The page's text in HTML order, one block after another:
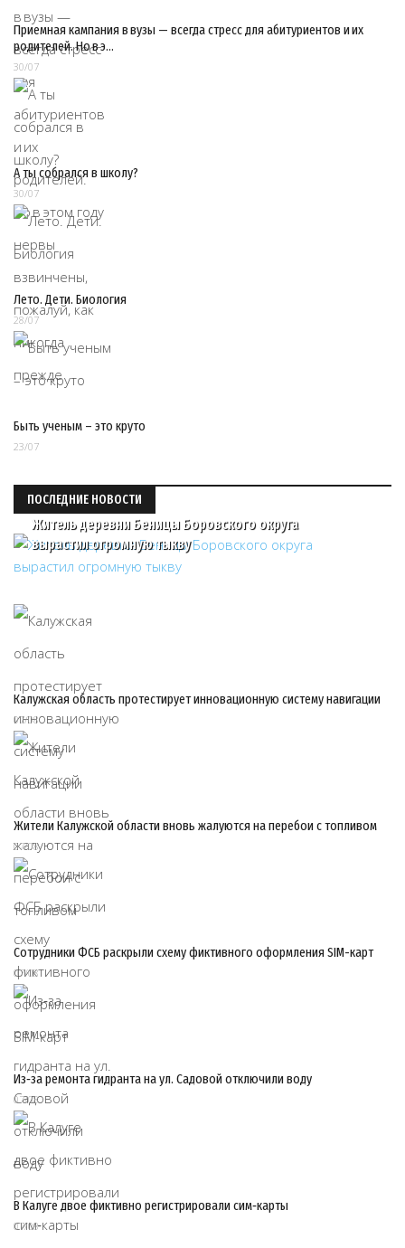
Приемная кампания в вузы — всегда стресс для абитуриентов и их
родителей. Но в э…
30/07
А ты собрался в школу?
30/07
Лето. Дети. Биология
28/07
Быть ученым – это круто
23/07
ПОСЛЕДНИЕ НОВОСТИ
Житель деревни Беницы Боровского округа
вырастил огромную тыкву
Калужская область протестирует инновационную систему навигации
07/08
Жители Калужской области вновь жалуются на перебои с топливом
07/08
Сотрудники ФСБ раскрыли схему фиктивного оформления SIM-карт
07/08
Из‑за ремонта гидранта на ул. Садовой отключили воду
07/08
В Калуге двое фиктивно регистрировали сим‑карты
07/08